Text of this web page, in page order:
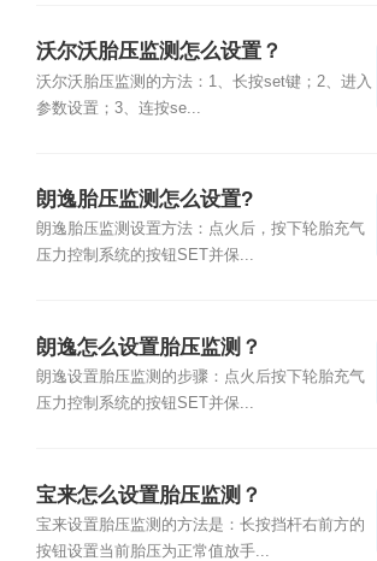
沃尔沃胎压监测怎么设置？
沃尔沃胎压监测的方法：1、长按set键；2、进入
参数设置；3、连按se...
朗逸胎压监测怎么设置?
朗逸胎压监测设置方法：点火后，按下轮胎充气
压力控制系统的按钮SET并保...
朗逸怎么设置胎压监测？
朗逸设置胎压监测的步骤：点火后按下轮胎充气
压力控制系统的按钮SET并保...
宝来怎么设置胎压监测？
宝来设置胎压监测的方法是：长按挡杆右前方的
按钮设置当前胎压为正常值放手...